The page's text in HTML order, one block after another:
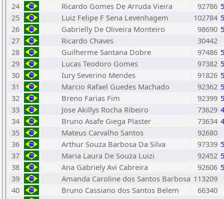
24
Ricardo Gomes De Arruda Vieira 92786
25
Luiz Felipe F Sena Levenhagem 102784
26
Gabrielly De Oliveira Monteiro 98690
27
Ricardo Chaves
30442
28
Guilherme Santana Dobre 97486
29
Lucas Teodoro Gomes 97382
30
Iury Severino Mendes 91826
31
Marcio Rafael Guedes Machado 92362
32
Breno Farias Fim 92399
33
Jose Akillys Rocha Ribeiro 73629
34
Bruno Asafe Giega Plaster 73634
35
Mateus Carvalho Santos
92680
36
Arthur Souza Barbosa Da Silva 97339
37
Maria Laura De Souza Luizi 92452
38
Ana Gabriely Avi Cabreira 92606
39
Amanda Caroline dos Santos Barbosa 113209
40
Bruno Cassiano dos Santos Belem
66340